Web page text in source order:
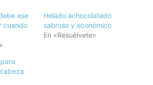
ese
cuando
Helado achocolatado
sabroso y económico
En «Resuélvete»